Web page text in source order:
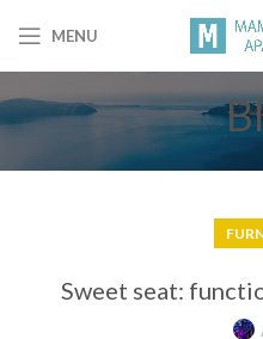
MENU
Sweet seat: